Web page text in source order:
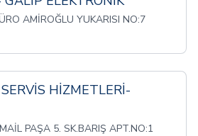
AMİROĞLU YUKARISI NO:7
HİZMETLERİ-
PAŞA 5. SK.BARIŞ APT.NO:1